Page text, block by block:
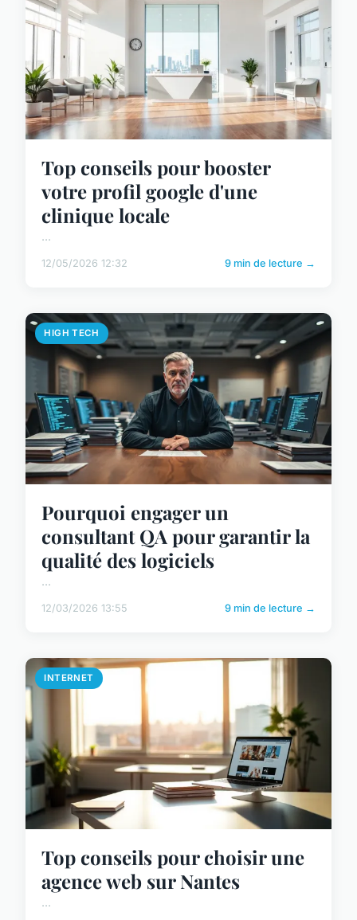
Top conseils pour booster
votre profil google d'une
clinique locale
...
12/05/2026 12:32 9 min de lecture →
HIGH TECH
Pourquoi engager un
consultant QA pour garantir la
qualité des logiciels
...
12/03/2026 13:55 9 min de lecture →
INTERNET
Top conseils pour choisir une
agence web sur Nantes
...